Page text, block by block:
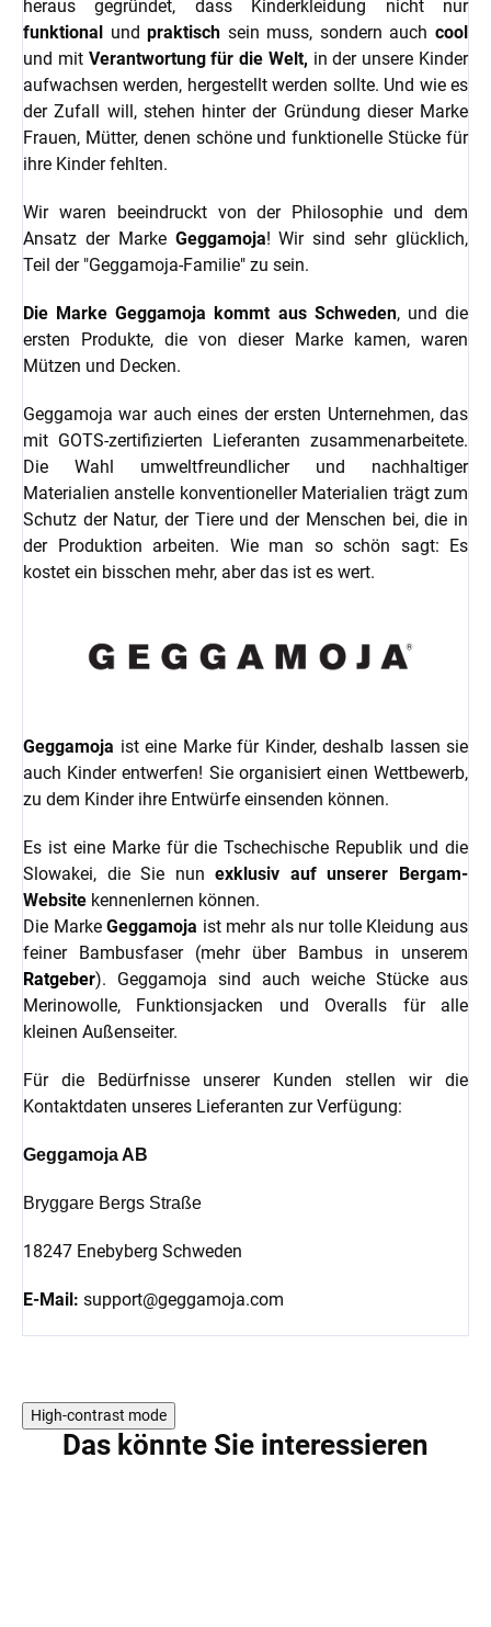
heraus gegründet, dass Kinderkleidung nicht nur
funktional undpraktisch sein muss, sondern auchcool
und mitVerantwortung für die Welt, in der unsere Kinder
aufwachsen werden, hergestellt werden sollte. Und wie es
der Zufall will, stehen hinter der Gründung dieser Marke
Frauen, Mütter, denen schöne und funktionelle Stücke für
ihre Kinder fehlten.
Wir waren beeindruckt von der Philosophie und dem
Ansatz der Marke Geggamoja! Wir sind sehr glücklich,
Teil der "Geggamoja-Familie" zu sein.
Die Marke Geggamoja kommt aus Schweden, und die
ersten Produkte, die von dieser Marke kamen, waren
Mützen und Decken.
Geggamoja war auch eines der ersten Unternehmen, das
mit GOTS-zertifizierten Lieferanten zusammenarbeitete.
Die Wahl umweltfreundlicher und nachhaltiger
Materialien anstelle konventioneller Materialien trägt zum
Schutz der Natur, der Tiere und der Menschen bei, die in
der Produktion arbeiten. Wie man so schön sagt: Es
kostet ein bisschen mehr, aber das ist es wert.
Geggamoja ist eine Marke für Kinder, deshalb lassen sie
auch Kinder entwerfen! Sie organisiert einen Wettbewerb,
zu dem Kinder ihre Entwürfe einsenden können.
Es ist eine Marke für die Tschechische Republik und die
Slowakei, die Sie nunexklusiv auf unserer Bergam-
Website kennenlernen können.
Die MarkeGeggamoja ist mehr als nur tolle Kleidung aus
feiner Bambusfaser (mehr über Bambus in unserem
Ratgeber). Geggamoja sind auch weiche Stücke aus
Merinowolle, Funktionsjacken und Overalls für alle
kleinen Außenseiter.
Für die Bedürfnisse unserer Kunden stellen wir die
Kontaktdaten unseres Lieferanten zur Verfügung:
Geggamoja AB
Bryggare Bergs Straße
18247 Enebyberg Schweden
E-Mail: support@geggamoja.com
High-contrast mode
Das könnte Sie interessieren